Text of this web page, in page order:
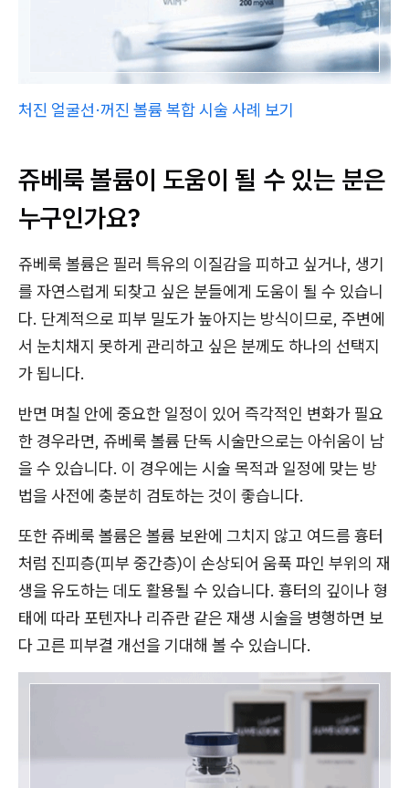
처진 얼굴선·꺼진 볼륨 복합 시술 사례 보기
쥬베룩 볼륨이 도움이 될 수 있는 분은
누구인가요?
쥬베룩 볼륨은 필러 특유의 이질감을 피하고 싶거나, 생기
를 자연스럽게 되찾고 싶은 분들에게 도움이 될 수 있습니
다. 단계적으로 피부 밀도가 높아지는 방식이므로, 주변에
서 눈치채지 못하게 관리하고 싶은 분께도 하나의 선택지
가 됩니다.
반면 며칠 안에 중요한 일정이 있어 즉각적인 변화가 필요
한 경우라면, 쥬베룩 볼륨 단독 시술만으로는 아쉬움이 남
을 수 있습니다. 이 경우에는 시술 목적과 일정에 맞는 방
법을 사전에 충분히 검토하는 것이 좋습니다.
또한 쥬베룩 볼륨은 볼륨 보완에 그치지 않고 여드름 흉터
처럼 진피층(피부 중간층)이 손상되어 움푹 파인 부위의 재
생을 유도하는 데도 활용될 수 있습니다. 흉터의 깊이나 형
태에 따라 포텐자나 리쥬란 같은 재생 시술을 병행하면 보
다 고른 피부결 개선을 기대해 볼 수 있습니다.